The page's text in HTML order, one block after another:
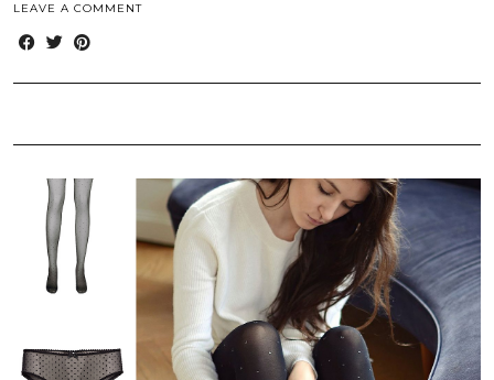
LEAVE A COMMENT